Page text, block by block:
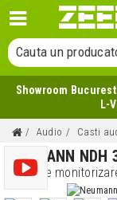
Cauta o
Cauta un
Cauta un produs...
Showroom
L-
Audio Casti
NEUMANN
Casti de